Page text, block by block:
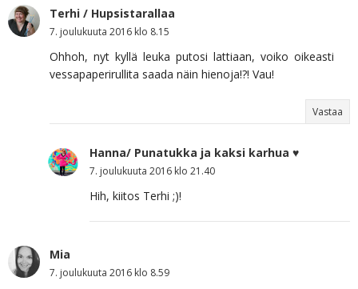
Terhi / Hupsistarallaa
7. joulukuuta 2016 klo 8.15
Ohhoh, nyt kyllä leuka putosi lattiaan, voiko oikeasti
vessapaperirullita saada näin hienoja!?! Vau!
Vastaa
Hanna/ Punatukka ja kaksi karhua ♥
7. joulukuuta 2016 klo 21.40
Hih, kiitos Terhi ;)!
Mia
7. joulukuuta 2016 klo 8.59